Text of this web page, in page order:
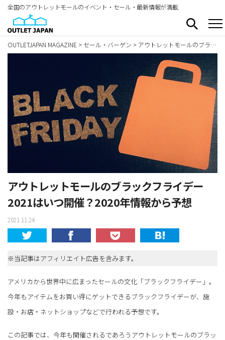
全国のアウトレットモールのイベント・セール・最新情報が満載
OUTLETJAPAN MAGAZINE > セール・バーゲン > アウトレットモールのブラックフライデー2021はいつ開催？2020年情報から予想
アウトレットモールのブラックフライデー
2021はいつ開催？2020年情報から予想
2021.11.24
※当記事はアフィリエイト広告を含みます。
アメリカから世界中に広まったセールの文化「ブラックフライデー」。
今年もアイテムをお買い得にゲットできるブラックフライデーが、施
設・お店・ネットショップなどで行われる予想です。
この記事では、今年も開催されるであろうアウトレットモールのブラッ